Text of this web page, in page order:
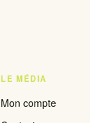
LE MÉDIA
Mon compte